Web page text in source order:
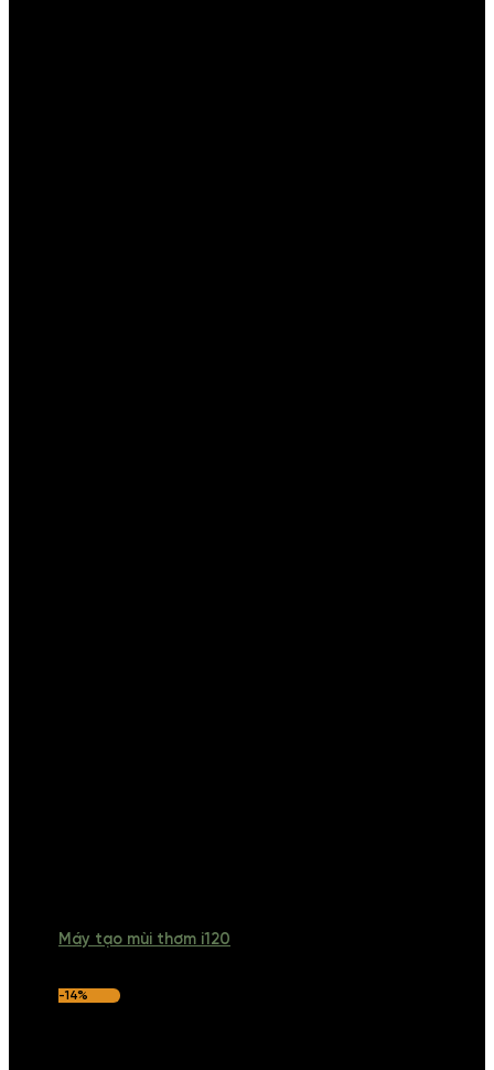
Máy tạo mùi thơm i120
-14%